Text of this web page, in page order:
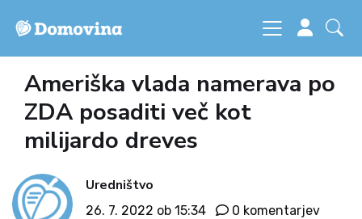
Ameriška vlada namerava po
ZDA posaditi več kot
milijardo dreves
Uredništvo
26. 7. 2022 ob 15:34 0 komentarjev